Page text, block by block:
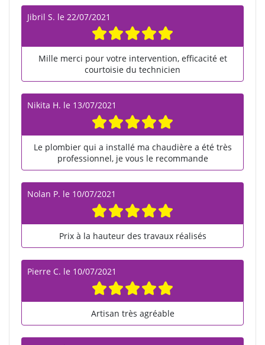
Jibril S. le 22/07/2021
Mille merci pour votre intervention, efficacité et
courtoisie du technicien
Nikita H. le 13/07/2021
Le plombier qui a installé ma chaudière a été très
professionnel, je vous le recommande
Nolan P. le 10/07/2021
Prix à la hauteur des travaux réalisés
Pierre C. le 10/07/2021
Artisan très agréable